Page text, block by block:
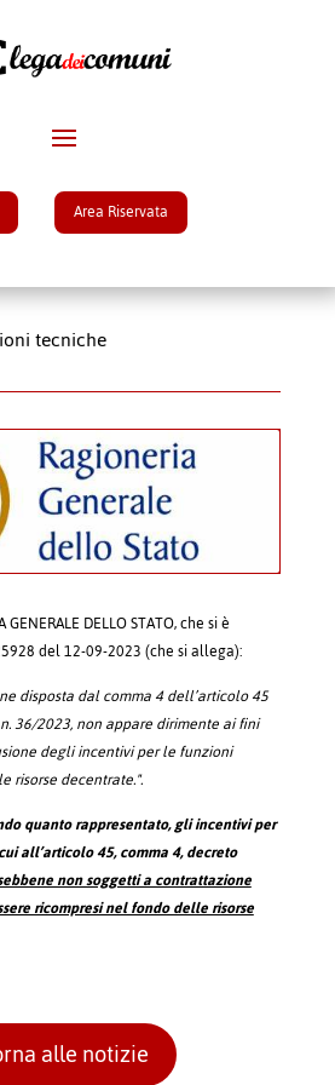
Area Riservata
tecniche
DELLO STATO, che si è
del 12-09-2023 (che si allega):
disposta dal comma 4 dell’articolo 45
36/2023, non appare dirimente ai fini
degli incentivi per le funzioni
risorse decentrate.".
quanto rappresentato, gli incentivi per
all’articolo 45, comma 4, decreto
non soggetti a contrattazione
ricompresi nel fondo delle risorse
alle notizie